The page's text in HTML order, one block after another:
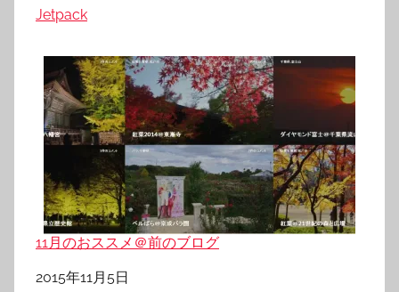
関連理由
Jetpack
11月のおススメ＠前のブログ
日付
2015年11月5日